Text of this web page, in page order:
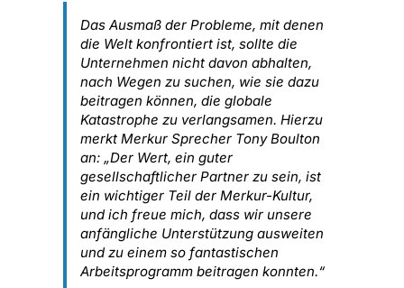
Das Ausmaß der Probleme, mit denen
die Welt konfrontiert ist, sollte die
Unternehmen nicht davon abhalten,
nach Wegen zu suchen, wie sie dazu
beitragen können, die globale
Katastrophe zu verlangsamen. Hierzu
merkt Merkur Sprecher Tony Boulton
an: „Der Wert, ein guter
gesellschaftlicher Partner zu sein, ist
ein wichtiger Teil der Merkur-Kultur,
und ich freue mich, dass wir unsere
anfängliche Unterstützung ausweiten
und zu einem so fantastischen
Arbeitsprogramm beitragen konnten.“